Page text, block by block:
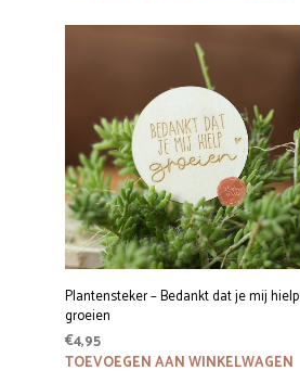
€21,95.€12,95.
Plantensteker – Bedankt dat je mij hielp
groeien
€4,95
TOEVOEGEN AAN WINKELWAGEN